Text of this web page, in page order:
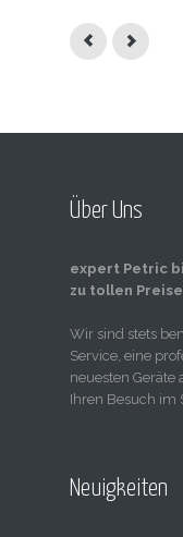
Über Uns
expert Petric
zu tollen
Wir sind stets
Service, eine
neuesten
Ihren Besuch im
Neuigkeiten